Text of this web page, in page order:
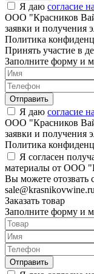
Я даю согласие
ООО "Красников
заявки и получения
Политика
Принять участие в
Заполните форму и
Отправить
Я даю согласие
ООО "Красников
заявки и получения
Политика
Я согласен
материалы от ООО
Вы можете отозвать
sale@krasnikovwine.ru
Заказать товар
Заполните форму и
Отправить